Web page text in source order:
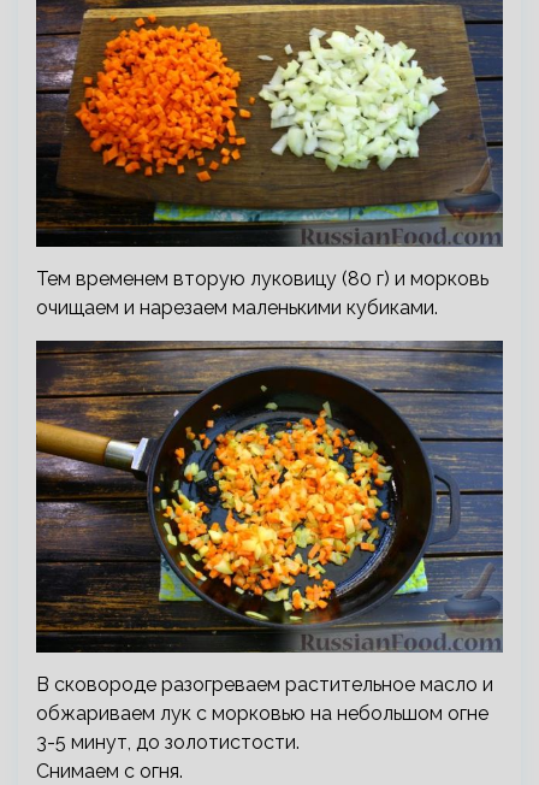
Тем временем вторую луковицу (80 г) и морковь
очищаем и нарезаем маленькими кубиками.
В сковороде разогреваем растительное масло и
обжариваем лук с морковью на небольшом огне
3-5 минут, до золотистости.
Снимаем с огня.